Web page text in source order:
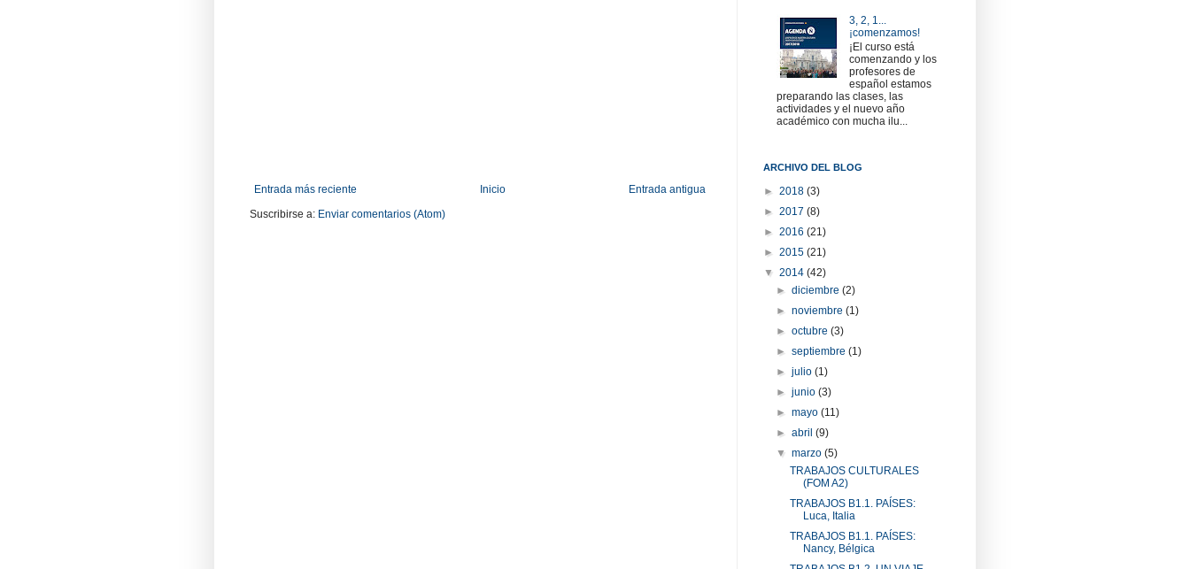
Entrada más reciente Entrada antigua
Inicio
Suscribirse a: Enviar comentarios (Atom)
3, 2, 1...
¡comenzamos!
¡El curso está
comenzando y los
profesores de
español estamos
preparando las clases, las
actividades y el nuevo año
académico con mucha ilu...
ARCHIVO DEL BLOG
► 2018 (3)
► 2017 (8)
► 2016 (21)
► 2015 (21)
▼ 2014 (42)
►diciembre(2)
►noviembre(1)
►octubre(3)
►septiembre(1)
►julio(1)
►junio(3)
►mayo(11)
►abril(9)
▼marzo(5)
TRABAJOS CULTURALES
(FOM A2)
TRABAJOS B1.1. PAÍSES:
Luca, Italia
TRABAJOS B1.1. PAÍSES:
Nancy, Bélgica